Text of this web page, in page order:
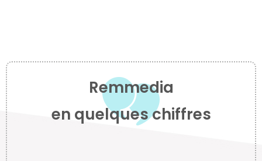
Remmedia
en quelques chiffres